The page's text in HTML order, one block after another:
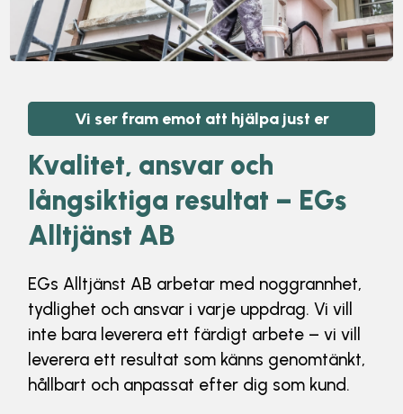
Vi ser fram emot att hjälpa just er
Kvalitet, ansvar och
långsiktiga resultat – EGs
Alltjänst AB
EGs Alltjänst AB arbetar med noggrannhet,
tydlighet och ansvar i varje uppdrag. Vi vill
inte bara leverera ett färdigt arbete – vi vill
leverera ett resultat som känns genomtänkt,
hållbart och anpassat efter dig som kund.